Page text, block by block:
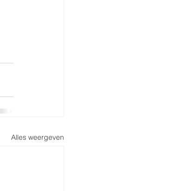
Alles weergeven